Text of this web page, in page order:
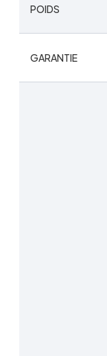
POIDS
GARANTIE